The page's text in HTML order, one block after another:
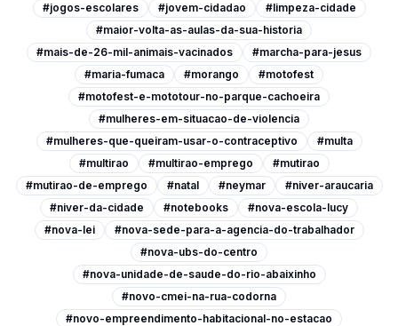
#jogos-escolares
#jovem-cidadao
#limpeza-cidade
#maior-volta-as-aulas-da-sua-historia
#mais-de-26-mil-animais-vacinados
#marcha-para-jesus
#maria-fumaca
#morango
#motofest
#motofest-e-mototour-no-parque-cachoeira
#mulheres-em-situacao-de-violencia
#mulheres-que-queiram-usar-o-contraceptivo
#multa
#multirao
#multirao-emprego
#mutirao
#mutirao-de-emprego
#natal #neymar
#niver-araucaria
#niver-da-cidade
#notebooks
#nova-escola-lucy
#nova-lei
#nova-sede-para-a-agencia-do-trabalhador
#nova-ubs-do-centro
#nova-unidade-de-saude-do-rio-abaixinho
#novo-cmei-na-rua-codorna
#novo-empreendimento-habitacional-no-estacao